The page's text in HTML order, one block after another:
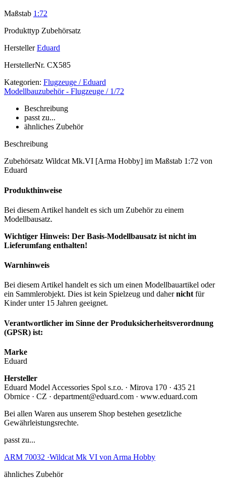
Maßstab 1:72
Produkttyp Zubehörsatz
Hersteller Eduard
HerstellerNr. CX585
Kategorien: Flugzeuge / Eduard
Modellbauzubehör - Flugzeuge / 1/72
Beschreibung
passt zu...
ähnliches Zubehör
Beschreibung
Zubehörsatz Wildcat Mk.VI [Arma Hobby] im Maßstab 1:72 von
Eduard
Produkthinweise
Bei diesem Artikel handelt es sich um Zubehör zu einem
Modellbausatz.
Wichtiger Hinweis: Der Basis-Modellbausatz ist nicht im
Lieferumfang enthalten!
Warnhinweis
Bei diesem Artikel handelt es sich um einen Modellbauartikel oder
ein Sammlerobjekt. Dies ist kein Spielzeug und dahernicht für
Kinder unter 15 Jahren geeignet.
Verantwortlicher im Sinne der Produksicherheitsverordnung
(GPSR) ist:
Marke
Eduard
Hersteller
Eduard Model Accessories Spol s.r.o. · Mirova 170 · 435 21
Obrnice · CZ · department@eduard.com · www.eduard.com
Bei allen Waren aus unserem Shop bestehen gesetzliche
Gewährleistungsrechte.
passt zu...
ARM 70032 ·Wildcat Mk VI von Arma Hobby
ähnliches Zubehör